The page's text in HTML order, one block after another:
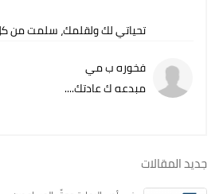
تحياتي لك ولقلمك، سلمت من
فخوره ب مي
مبدعه ك عادتك....
جديد المقالات